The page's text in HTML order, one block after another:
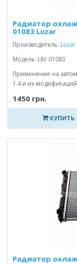
Радиатор
01083 Luzar
Производитель: Luzar
Модель: LRc 01083
Применение на
1.4 и их
1450 грн.
КУПИТЬ
Радиатор